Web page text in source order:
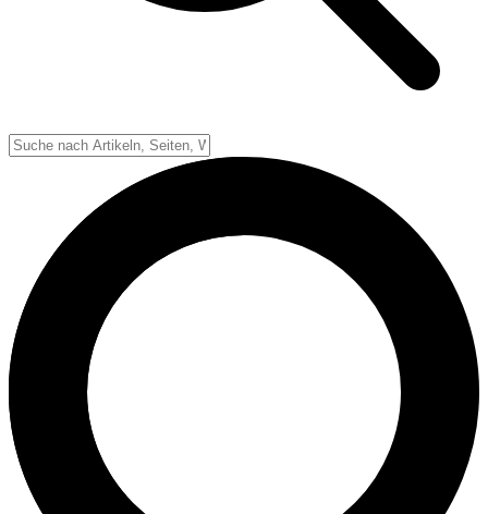
Punkte & Scoring
Strafen & Fouls
Schiedsrichter
Football Lexikon